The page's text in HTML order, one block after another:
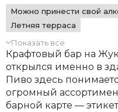
Можно принести свой
Летняя терраса
Показать все
Крафтовый бар на
открылся именно в
Пиво здесь
огромный
барной карте —